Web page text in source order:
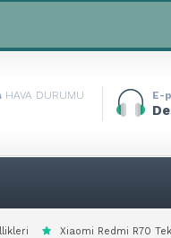
HAVA DURUMU E-
Redmi R70 Teknik Özellikleri